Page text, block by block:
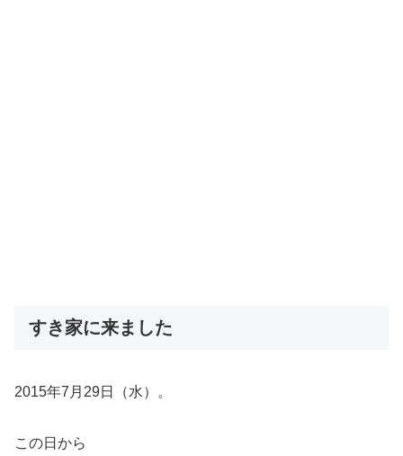
すき家に来ました
2015年7月29日（水）。
この日から